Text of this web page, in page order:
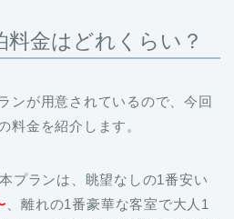
料金はどれくらい？
ンが用意されているので、今回
料金を紹介します。
プランは、眺望なしの1番安い
、離れの1番豪華な客室で大人1